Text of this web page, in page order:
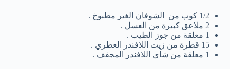
1/2 كوب من الشوفان الغير مطبوخ .
2 ملاعق كبيرة من العسل .
1 معلقة من جوز الطيب .
15 قطرة من زيت اللافندر العطري .
1 معلقة من شاي اللافندر المجفف .